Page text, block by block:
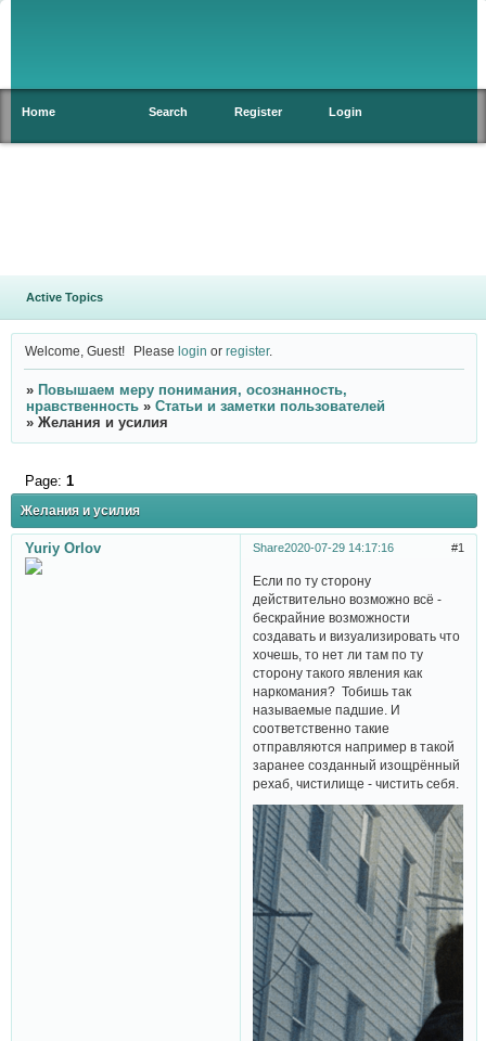
Home Search Register Login
Active Topics
Welcome, Guest! Pleaselogin orregister.
» Повышаем меру понимания, осознанность,
нравственность » Статьи и заметки пользователей
» Желания и усилия
Желания и усилия
Page: 1
Share 1
2020-07-29 14:17:16
Yuriy Orlov
Если по ту сторону
действительно возможно всё -
бескрайние возможности
создавать и визуализировать что
хочешь, то нет ли там по ту
сторону такого явления как
наркомания? Тобишь так
называемые падшие. И
соответственно такие
отправляются например в такой
заранее созданный изощрённый
рехаб, чистилище - чистить себя.